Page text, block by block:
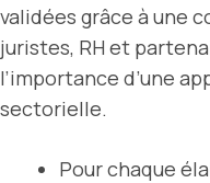
validées grâce à une
juristes, RH et
l’importance d’une
sectorielle.
Pour chaque